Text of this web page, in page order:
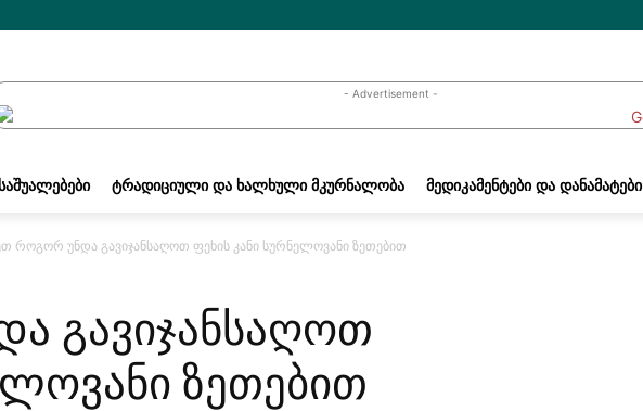
- Advertisement -
ᲢᲠᲐᲓᲘᲪᲘᲣᲚᲘ ᲓᲐ ᲮᲐᲚᲮᲣᲚᲘ ᲛᲙᲣᲠᲜᲐᲚᲝᲑᲐ ᲛᲔᲓᲘᲙᲐᲛᲔᲜᲢᲔᲑᲘ ᲓᲐ ᲓᲐᲜᲐᲛᲐᲢᲔᲑᲘ
როგორ უნდა გავიჯანსაღოთ ფეხის კანი სურნელოვანი ზეთებით
გავიჯანსაღოთ
ზეთებით